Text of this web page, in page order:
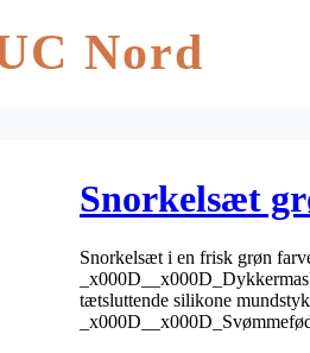
Nord
Snorkelsæt
Snorkelsæt i en frisk grøn
tætsluttende silikone